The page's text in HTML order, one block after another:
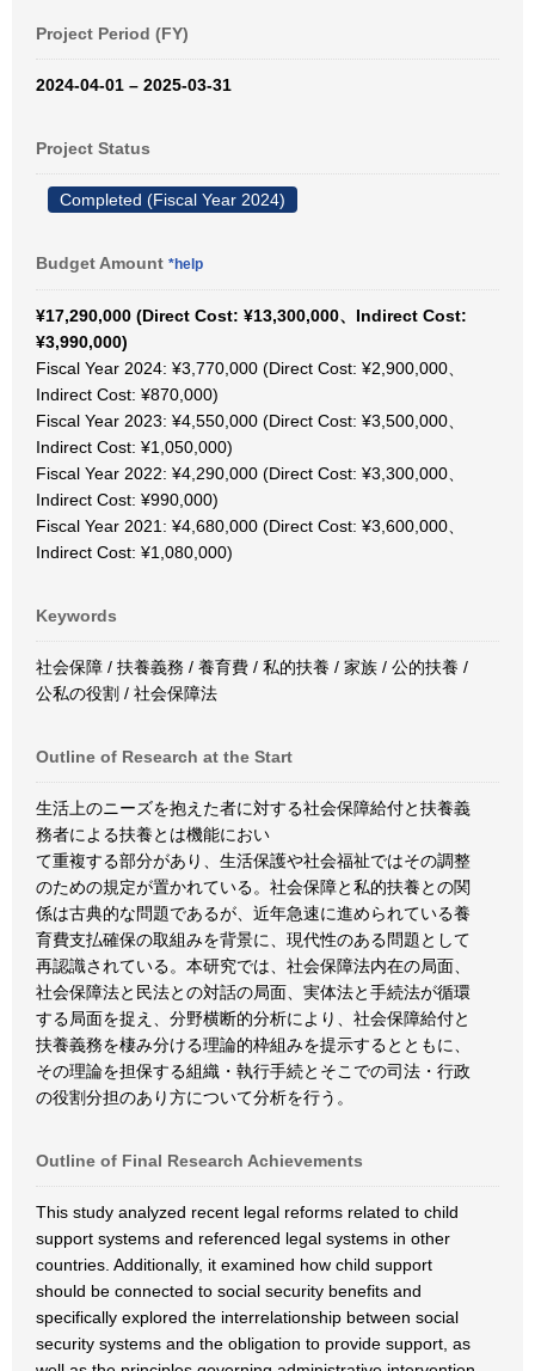
Project Period (FY)
2024-04-01 – 2025-03-31
Project Status
Completed (Fiscal Year 2024)
Budget Amount *help
¥17,290,000 (Direct Cost: ¥13,300,000、Indirect Cost:
¥3,990,000)
Fiscal Year 2024: ¥3,770,000 (Direct Cost: ¥2,900,000、
Indirect Cost: ¥870,000)
Fiscal Year 2023: ¥4,550,000 (Direct Cost: ¥3,500,000、
Indirect Cost: ¥1,050,000)
Fiscal Year 2022: ¥4,290,000 (Direct Cost: ¥3,300,000、
Indirect Cost: ¥990,000)
Fiscal Year 2021: ¥4,680,000 (Direct Cost: ¥3,600,000、
Indirect Cost: ¥1,080,000)
Keywords
社会保障 / 扶養義務 / 養育費 / 私的扶養 / 家族 / 公的扶養 /
公私の役割 / 社会保障法
Outline of Research at the Start
生活上のニーズを抱えた者に対する社会保障給付と扶養義
務者による扶養とは機能におい
て重複する部分があり、生活保護や社会福祉ではその調整
のための規定が置かれている。社会保障と私的扶養との関
係は古典的な問題であるが、近年急速に進められている養
育費支払確保の取組みを背景に、現代性のある問題として
再認識されている。本研究では、社会保障法内在の局面、
社会保障法と民法との対話の局面、実体法と手続法が循環
する局面を捉え、分野横断的分析により、社会保障給付と
扶養義務を棲み分ける理論的枠組みを提示するとともに、
その理論を担保する組織・執行手続とそこでの司法・行政
の役割分担のあり方について分析を行う。
Outline of Final Research Achievements
This study analyzed recent legal reforms related to child
support systems and referenced legal systems in other
countries. Additionally, it examined how child support
should be connected to social security benefits and
specifically explored the interrelationship between social
security systems and the obligation to provide support, as